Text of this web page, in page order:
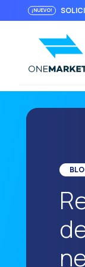
¡NUEVO!